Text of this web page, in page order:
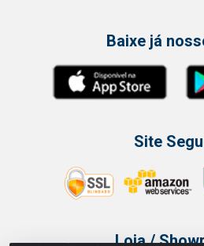
Baixe já
Site
Loja /